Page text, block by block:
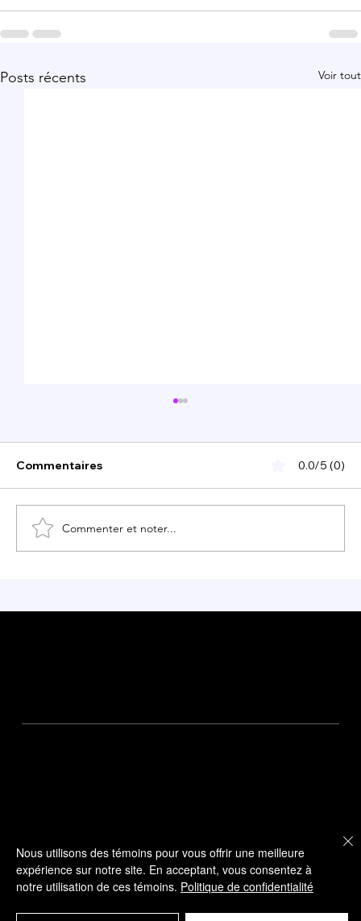
Posts récents Voir tout
d'une expérience culinaire inoubliable
Commentaires 0.0/5 (0)
Commenter et noter...
English
Nous utilisons des témoins pour vous offrir une meilleure
expérience sur notre site. En acceptant, vous consentez à
notre utilisation de ces témoins. Politique de confidentialité